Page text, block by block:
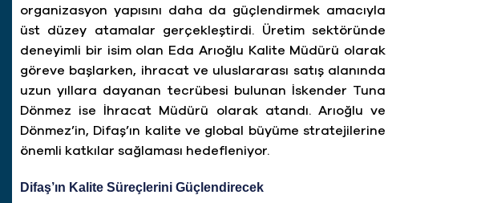
organizasyon yapısını daha da güçlendirmek amacıyla
üst düzey atamalar gerçekleştirdi. Üretim sektöründe
deneyimli bir isim olan Eda Arıoğlu Kalite Müdürü olarak
göreve başlarken, ihracat ve uluslararası satış alanında
uzun yıllara dayanan tecrübesi bulunan İskender Tuna
Dönmez ise İhracat Müdürü olarak atandı. Arıoğlu ve
Dönmez’in, Difaş’ın kalite ve global büyüme stratejilerine
önemli katkılar sağlaması hedefleniyor.
Difaş’ın Kalite Süreçlerini Güçlendirecek